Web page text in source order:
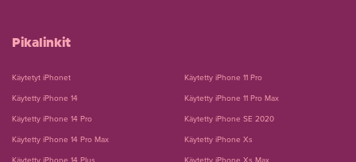
Pikalinkit
Käytetyt iPhonet
Käytetty iPhone 14
Käytetty iPhone 14 Pro
Käytetty iPhone 14 Pro Max
Käytetty iPhone 11 Pro
Käytetty iPhone 11 Pro Max
Käytetty iPhone SE 2020
Käytetty iPhone Xs